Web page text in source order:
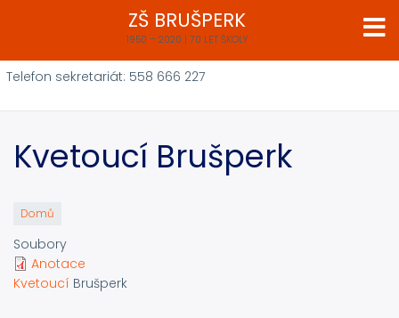
obsahu
ZŠ BRUŠPERK
1950 – 2020 | 70 LET ŠKOLY
Telefon sekretariát: 558 666 227
Kvetoucí Brušperk
Domů
Soubory
Anotace
Kvetoucí Brušperk